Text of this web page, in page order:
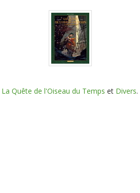
La Quête de l'Oiseau du Temps et Divers.